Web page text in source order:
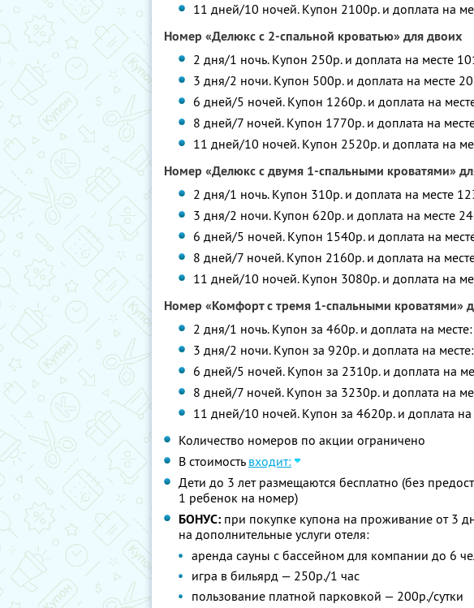
11 дней/10 ночей. Купон 2100р. и доплата на
Номер «Делюкс с 2-спальной кроватью» для двоих
2 дня/1 ночь. Купон 250р. и доплата на месте
3 дня/2 ночи. Купон 500р. и доплата на месте
6 дней/5 ночей. Купон 1260р. и доплата на
8 дней/7 ночей. Купон 1770р. и доплата на
11 дней/10 ночей. Купон 2520р. и доплата на
Номер «Делюкс с двумя 1-спальными кроватями»
2 дня/1 ночь. Купон 310р. и доплата на месте
3 дня/2 ночи. Купон 620р. и доплата на месте
6 дней/5 ночей. Купон 1540р. и доплата на
8 дней/7 ночей. Купон 2160р. и доплата на
11 дней/10 ночей. Купон 3080р. и доплата на
Номер «Комфорт с тремя 1-спальными кроватями»
2 дня/1 ночь. Купон за 460р. и доплата на
3 дня/2 ночи. Купон за 920р. и доплата на
6 дней/5 ночей. Купон за 2310р. и доплата на
8 дней/7 ночей. Купон за 3230р. и доплата на
11 дней/10 ночей. Купон за 4620р. и доплата
Количество номеров по акции ограничено
В стоимость входит:
Дети до 3 лет размещаются бесплатно (без
1 ребенок на номер)
БОНУС: при покупке купона на проживание от 3
на дополнительные услуги отеля:
аренда сауны с бассейном для компании до 6
игра в бильярд — 250р./1 час
пользование платной парковкой — 200р./сутки